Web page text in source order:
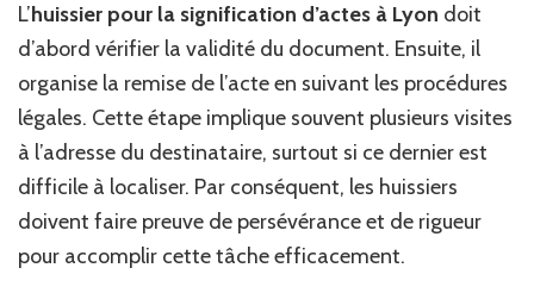
L’huissier pour la signification d’actes à Lyon doit
d’abord vérifier la validité du document. Ensuite, il
organise la remise de l’acte en suivant les procédures
légales. Cette étape implique souvent plusieurs visites
à l’adresse du destinataire, surtout si ce dernier est
difficile à localiser. Par conséquent, les huissiers
doivent faire preuve de persévérance et de rigueur
pour accomplir cette tâche efficacement.